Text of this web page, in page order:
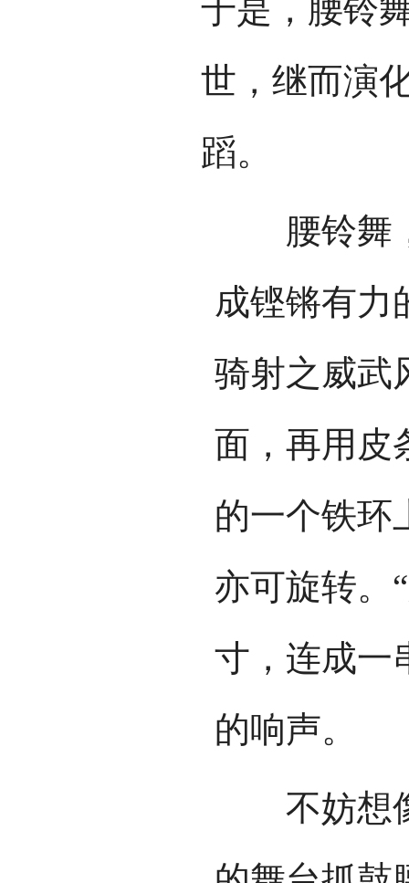
于是，腰铃
世，继而演
蹈。
腰铃舞，
成铿锵有力
骑射之威武
面，再用皮
的一个铁环
亦可旋转。
寸，连成一
的响声。
不妨想像